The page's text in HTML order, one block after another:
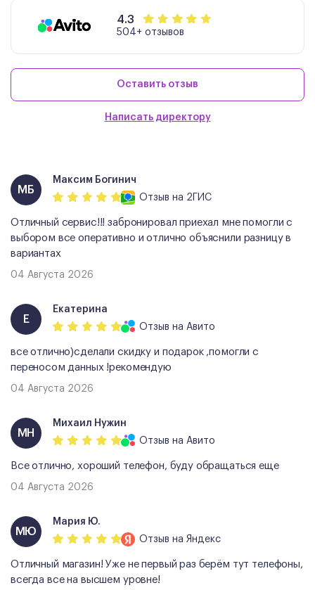
4.3
504+ отзывов
Оставить отзыв
Написать директору
МБ
Максим Богинич
Отзыв на 2ГИС
Отличный сервис!!! забронировал приехал мне помогли с
выбором все оперативно и отлично объяснили разницу в
вариантах
04 Августа 2026
Е
Екатерина
Отзыв на Авито
все отлично)сделали скидку и подарок ,помогли с
переносом данных !рекомендую
04 Августа 2026
МН
Михаил Нужин
Отзыв на Авито
Все отлично, хороший телефон, буду обращаться еще
04 Августа 2026
МЮ
Мария Ю.
Отзыв на Яндекс
Отличный магазин! Уже не первый раз берём тут телефоны,
всегда все на высшем уровне!